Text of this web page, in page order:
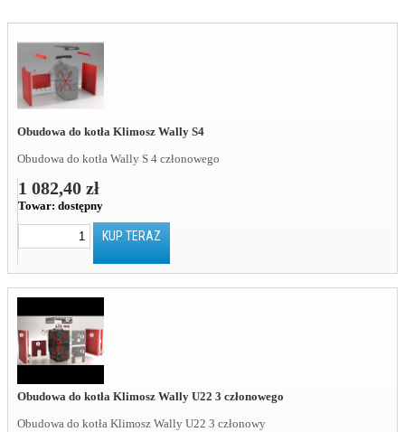
Obudowa do kotła Klimosz Wally S4
Obudowa do kotła Wally S 4 członowego
1 082,40 zł
Towar: dostępny
KUP TERAZ
Obudowa do kotła Klimosz Wally U22 3 członowego
Obudowa do kotła Klimosz Wally U22 3 członowy